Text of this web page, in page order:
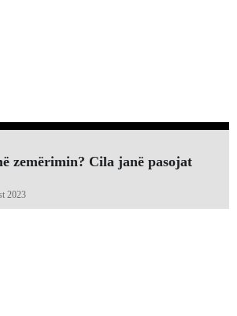
zemërimin? Cila janë pasojat
2023